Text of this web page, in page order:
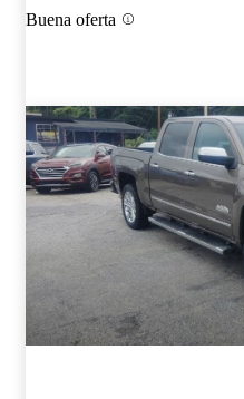
Buena oferta